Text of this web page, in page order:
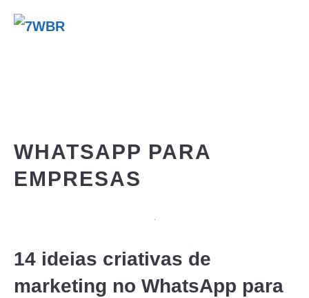
WHATSAPP PARA
EMPRESAS
14 ideias criativas de
marketing no WhatsApp para